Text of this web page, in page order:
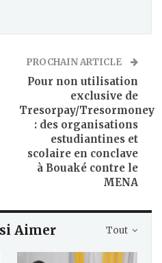
PROCHAIN ARTICLE
Pour non utilisation
exclusive de
Tresorpay/Tresormoney
: des organisations
estudiantines et
scolaire en conclave
à Bouaké contre le
MENA
Tout
Aimer